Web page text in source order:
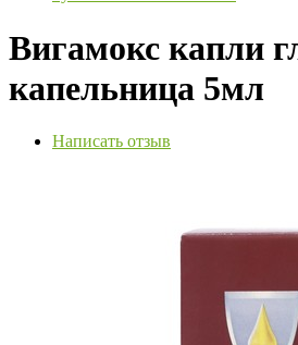
Вигамокс капли
капельница 5мл
Написать отзыв